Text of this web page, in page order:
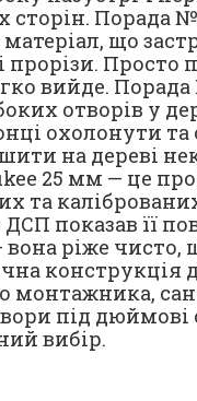
сторін. Порада
що
Просто
вийде.
отворів у
охолонути та
на дереві
25 мм — це
та
показав її
ріже чисто,
конструкція
монтажника,
під дюймові
вибір.